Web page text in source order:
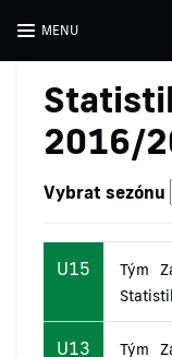
MENU
2016/
Vybrat sezónu
U15 Tým
U13 Tým